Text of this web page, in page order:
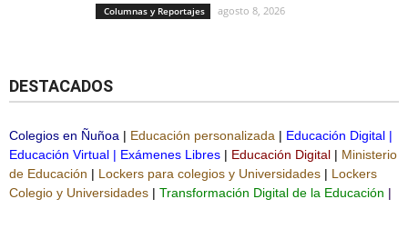
Columnas y Reportajes agosto 8, 2026
DESTACADOS
Colegios en Ñuñoa | Educación personalizada | Educación Digital |
Educación Virtual | Exámenes Libres | Educación Digital | Ministerio
de Educación | Lockers para colegios y Universidades | Lockers
Colegio y Universidades | Transformación Digital de la Educación |